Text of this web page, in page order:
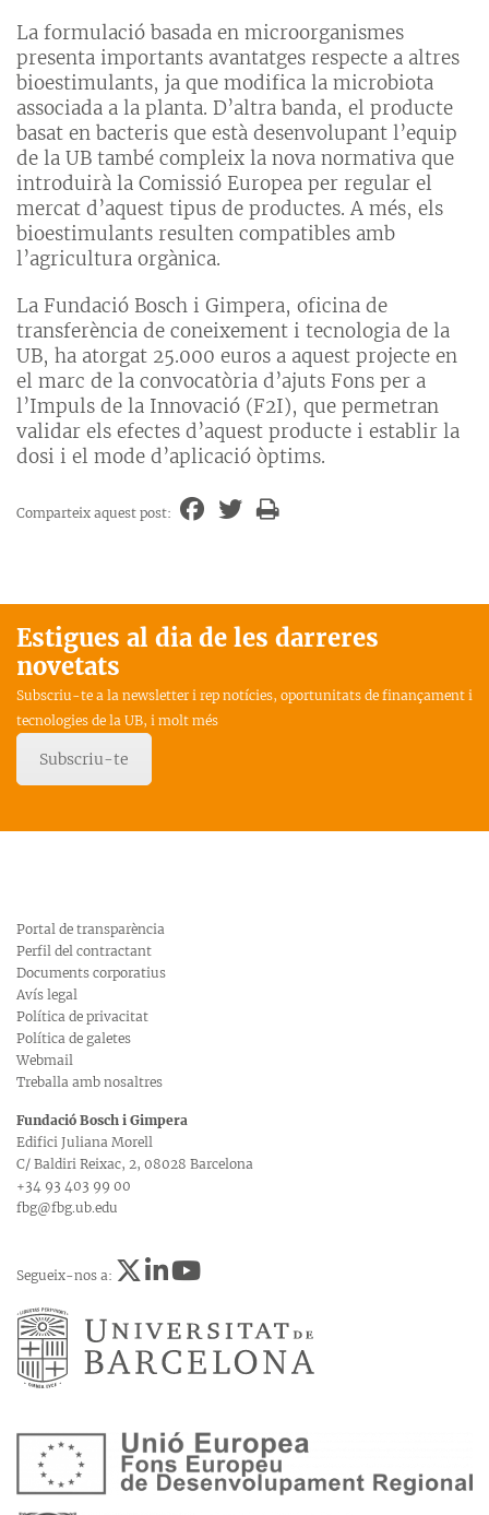
La formulació basada en microorganismes
presenta importants avantatges respecte a altres
bioestimulants, ja que modifica la microbiota
associada a la planta. D’altra banda, el producte
basat en bacteris que està desenvolupant l’equip
de la UB també compleix la nova normativa que
introduirà la Comissió Europea per regular el
mercat d’aquest tipus de productes. A més, els
bioestimulants resulten compatibles amb
l’agricultura orgànica.
La Fundació Bosch i Gimpera, oficina de
transferència de coneixement i tecnologia de la
UB, ha atorgat 25.000 euros a aquest projecte en
el marc de la convocatòria d’ajuts Fons per a
l’Impuls de la Innovació (F2I), que permetran
validar els efectes d’aquest producte i establir la
dosi i el mode d’aplicació òptims.
Comparteix aquest post:
Estigues al dia de les darreres
novetats
Subscriu-te a la newsletter i rep notícies, oportunitats de finançament i
tecnologies de la UB, i molt més
Subscriu-te
Portal de transparència
Perfil del contractant
Documents corporatius
Avís legal
Política de privacitat
Política de galetes
Webmail
Treballa amb nosaltres
Fundació Bosch i Gimpera
Edifici Juliana Morell
C/ Baldiri Reixac, 2, 08028 Barcelona
+34 93 403 99 00
fbg@fbg.ub.edu
Segueix-nos a: